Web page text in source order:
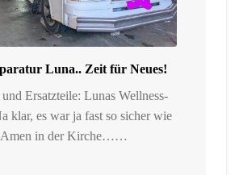
Luna.. Zeit für Neues!
Ersatzteile: Lunas Wellness-
klar, es war ja fast so sicher wie
Amen in der Kirche……